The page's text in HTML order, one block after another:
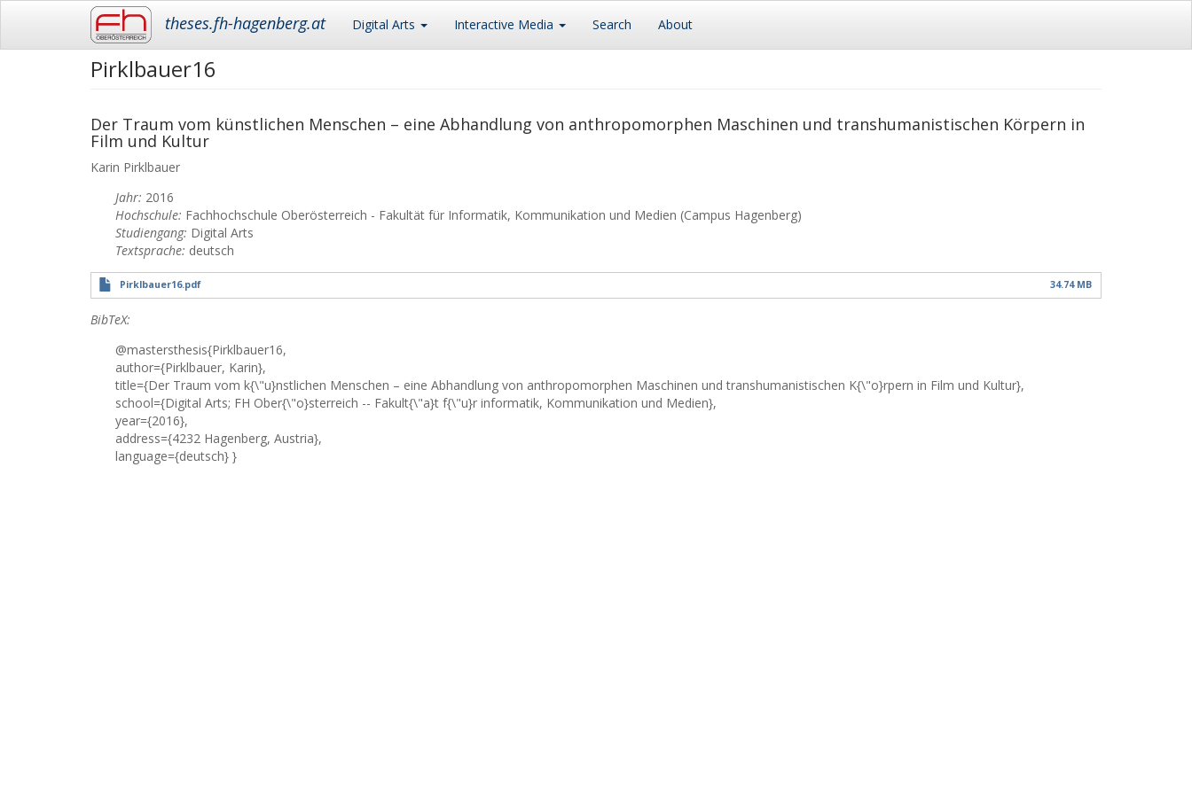
theses.fh-hagenberg.at
Main
navigation
Digital Arts Interactive Media Search About
Pirklbauer16
Der Traum vom künstlichen Menschen – eine Abhandlung von anthropomorphen Maschinen und transhumanistischen Körpern in
Film und Kultur
Karin Pirklbauer
Jahr: 2016
Hochschule: Fachhochschule Oberösterreich - Fakultät für Informatik, Kommunikation und Medien (Campus Hagenberg)
Studiengang: Digital Arts
Textsprache: deutsch
Pirklbauer16.pdf 34.74 MB
BibTeX:
@mastersthesis{Pirklbauer16,
author={Pirklbauer, Karin},
title={Der Traum vom k{\"u}nstlichen Menschen – eine Abhandlung von anthropomorphen Maschinen und transhumanistischen K{\"o}rpern in Film und Kultur},
school={Digital Arts; FH Ober{\"o}sterreich -- Fakult{\"a}t f{\"u}r informatik, Kommunikation und Medien},
year={2016},
address={4232 Hagenberg, Austria},
language={deutsch} }